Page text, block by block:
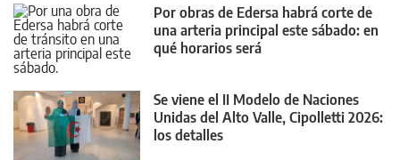
Por obras de Edersa habrá corte de
una arteria principal este sábado: en
qué horarios será
Se viene el II Modelo de Naciones
Unidas del Alto Valle, Cipolletti 2026:
los detalles